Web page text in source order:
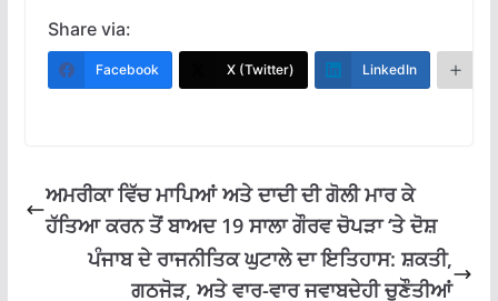
e
b
k
at
s
p
e
gr
ai
l
ar
e
Share via:
Facebook X (Twitter) LinkedIn
ਅਮਰੀਕਾ ਵਿੱਚ ਮਾਪਿਆਂ ਅਤੇ ਦਾਦੀ ਦੀ ਗੋਲੀ ਮਾਰ ਕੇ
ਹੱਤਿਆ ਕਰਨ ਤੋਂ ਬਾਅਦ 19 ਸਾਲਾ ਗੌਰਵ ਚੋਪੜਾ ‘ਤੇ ਦੋਸ਼
ਪੰਜਾਬ ਦੇ ਰਾਜਨੀਤਿਕ ਘੁਟਾਲੇ ਦਾ ਇਤਿਹਾਸ: ਸ਼ਕਤੀ,
ਗਠਜੋੜ, ਅਤੇ ਵਾਰ-ਵਾਰ ਜਵਾਬਦੇਹੀ ਚੁਣੌਤੀਆਂ